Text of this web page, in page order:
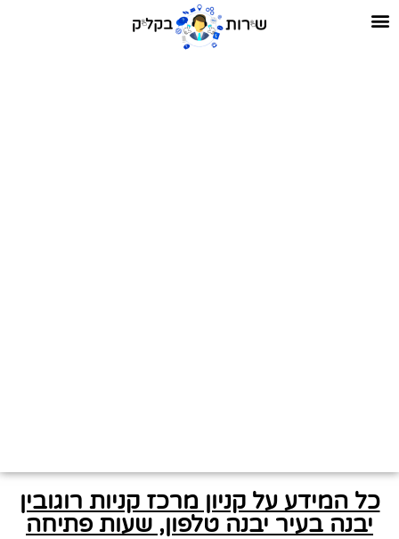
כל המידע על קניון מרכז קניות רוגובין
יבנה בעיר יבנה טלפון, שעות פתיחה